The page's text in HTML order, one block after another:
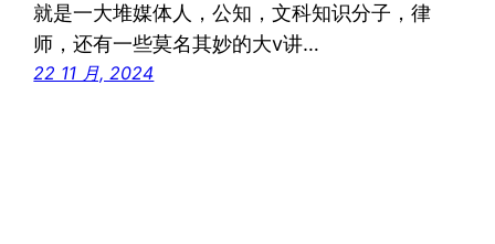
就是一大堆媒体人，公知，文科知识分子，律
师，还有一些莫名其妙的大v讲…
22 11 月, 2024